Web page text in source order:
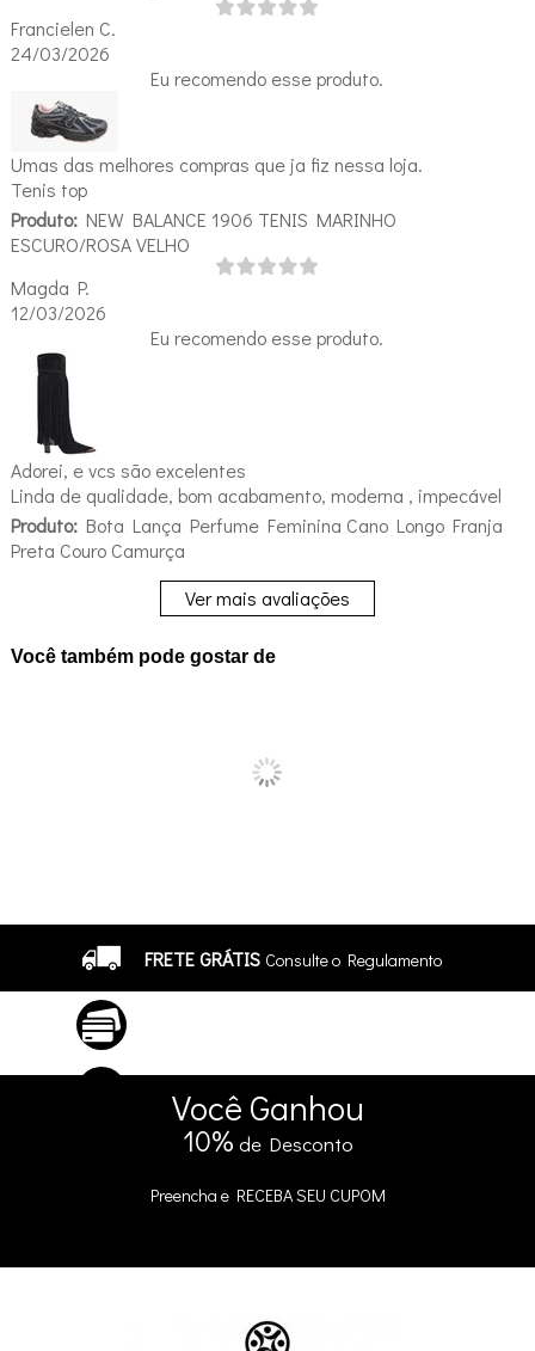
Francielen C.
24/03/2026
Eu recomendo esse produto.
Umas das melhores compras que ja fiz nessa loja.
Tenis top
Produto:NEW BALANCE 1906 TENIS MARINHO
ESCURO/ROSA VELHO
Magda P.
12/03/2026
Eu recomendo esse produto.
Adorei, e vcs são excelentes
Linda de qualidade, bom acabamento, moderna , impecável
Produto:Bota Lança Perfume Feminina Cano Longo Franja
Preta Couro Camurça
Ver mais avaliações
Você também pode gostar de
FRETE GRÁTIS Consulte o Regulamento
5% DE DESCONTO no Pix e Boleto
Você Ganhou
10% de Desconto
Preencha e RECEBA SEU CUPOM